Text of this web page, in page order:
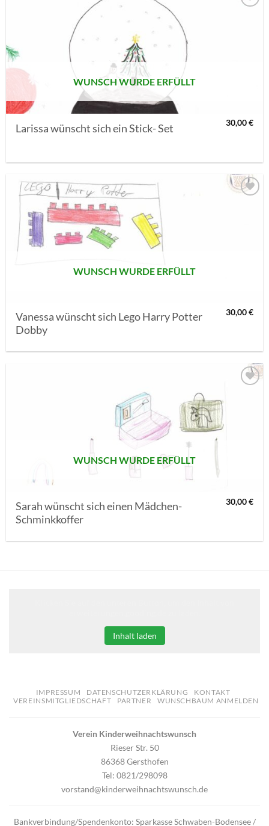
WUNSCH WURDE ERFÜLLT
Larissa wünscht sich ein Stick- Set 30,00€
WUNSCH WURDE ERFÜLLT
Vanessa wünscht sich Lego Harry Potter
Dobby
30,00€
MERKLISTE
SETZEN
WUNSCH WURDE ERFÜLLT
Sarah wünscht sich einen Mädchen-
Schminkkoffer
30,00€
Inhalt laden
IMPRESSUM DATENSCHUTZERKLÄRUNG
KONTAKT
VEREINSMITGLIEDSCHAFT
PARTNER WUNSCHBAUM ANMELDEN
Verein Kinderweihnachtswunsch
Rieser Str. 50
86368 Gersthofen
Tel: 0821/298098
vorstand@kinderweihnachtswunsch.de
Bankverbindung/Spendenkonto: Sparkasse Schwaben-Bodensee /